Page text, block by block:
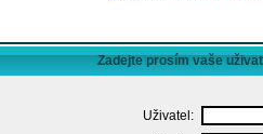
Zadejte prosím vaše
Uživatel: